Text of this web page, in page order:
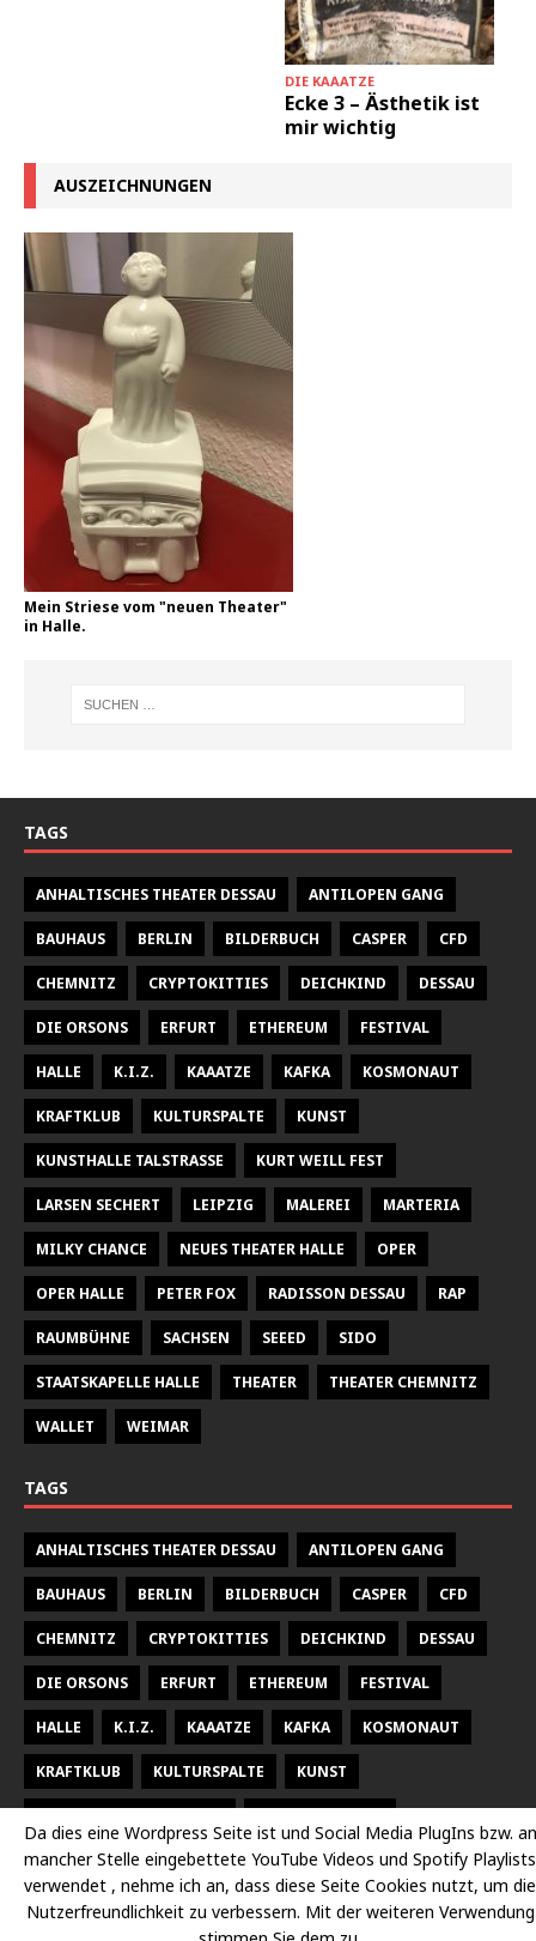
DIE KAAATZE
Ecke 3 – Ästhetik ist
mir wichtig
AUSZEICHNUNGEN
Mein Striese vom "neuen Theater"
in Halle.
TAGS
ANHALTISCHES THEATER DESSAU ANTILOPEN GANG
BAUHAUS BERLIN BILDERBUCH CASPER CFD
CHEMNITZ CRYPTOKITTIES DEICHKIND DESSAU
DIE ORSONS ERFURT ETHEREUM FESTIVAL
HALLE K.I.Z. KAAATZE KAFKA KOSMONAUT
KRAFTKLUB KULTURSPALTE KUNST
KUNSTHALLE TALSTRASSE KURT WEILL FEST
LARSEN SECHERT LEIPZIG MALEREI MARTERIA
MILKY CHANCE NEUES THEATER HALLE OPER
OPER HALLE PETER FOX RADISSON DESSAU RAP
RAUMBÜHNE SACHSEN SEEED SIDO
STAATSKAPELLE HALLE THEATER THEATER CHEMNITZ
WALLET WEIMAR
TAGS
ANHALTISCHES THEATER DESSAU ANTILOPEN GANG
BAUHAUS BERLIN BILDERBUCH CASPER CFD
CHEMNITZ CRYPTOKITTIES DEICHKIND DESSAU
DIE ORSONS ERFURT ETHEREUM FESTIVAL
HALLE K.I.Z. KAAATZE KAFKA KOSMONAUT
KRAFTKLUB KULTURSPALTE KUNST
LARSEN SECHERT LEIPZIG MALEREI MARTERIA
MILKY CHANCE NEUES THEATER HALLE OPER
Da dies eine Wordpress Seite ist und Social Media PlugIns bzw. an
mancher Stelle eingebettete YouTube Videos und Spotify Playlists
verwendet , nehme ich an, dass diese Seite Cookies nutzt, um die
Nutzerfreundlichkeit zu verbessern. Mit der weiteren Verwendung